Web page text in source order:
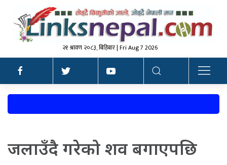
२१ श्रावण २०८३, बिहिबार | Fri Aug 7 2026
जलाउँदै गरेको शव बगाएपछि